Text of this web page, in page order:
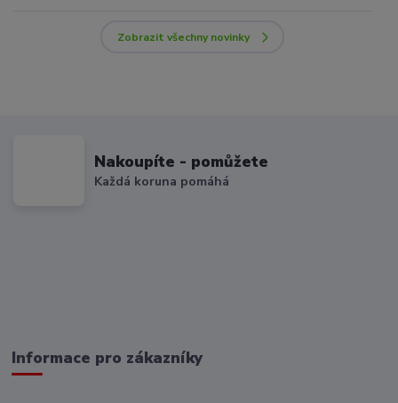
Zobrazit všechny novinky
Nakoupíte - pomůžete
Každá koruna pomáhá
Informace pro zákazníky